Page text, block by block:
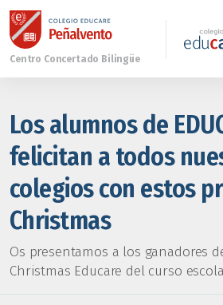
Los alumnos de
felicitan a todos
colegios con estos
Christmas
Os presentamos a los ganadores
Christmas Educare del curso